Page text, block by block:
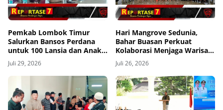
Pemkab Lombok Timur
Salurkan Bansos Perdana
untuk 100 Lansia dan Anak
Yatim di Kecamatan Sikur
Juli 29, 2026
Hari Mangrove Sedunia,
Bahar Buasan Perkuat
Kolaborasi Menjaga Warisan
Mangrove Bangka Belitung
Juli 26, 2026